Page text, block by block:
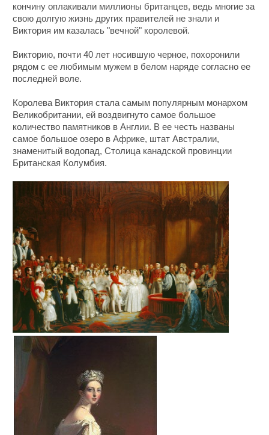
кончину оплакивали миллионы британцев, ведь многие за
свою долгую жизнь других правителей не знали и
Виктория им казалась "вечной" королевой.
Викторию, почти 40 лет носившую черное, похоронили
рядом с ее любимым мужем в белом наряде согласно ее
последней воле.
Королева Виктория стала самым популярным монархом
Великобритании, ей воздвигнуто самое большое
количество памятников в Англии. В ее честь названы
самое большое озеро в Африке, штат Австралии,
знаменитый водопад, Столица канадской провинции
Британская Колумбия.